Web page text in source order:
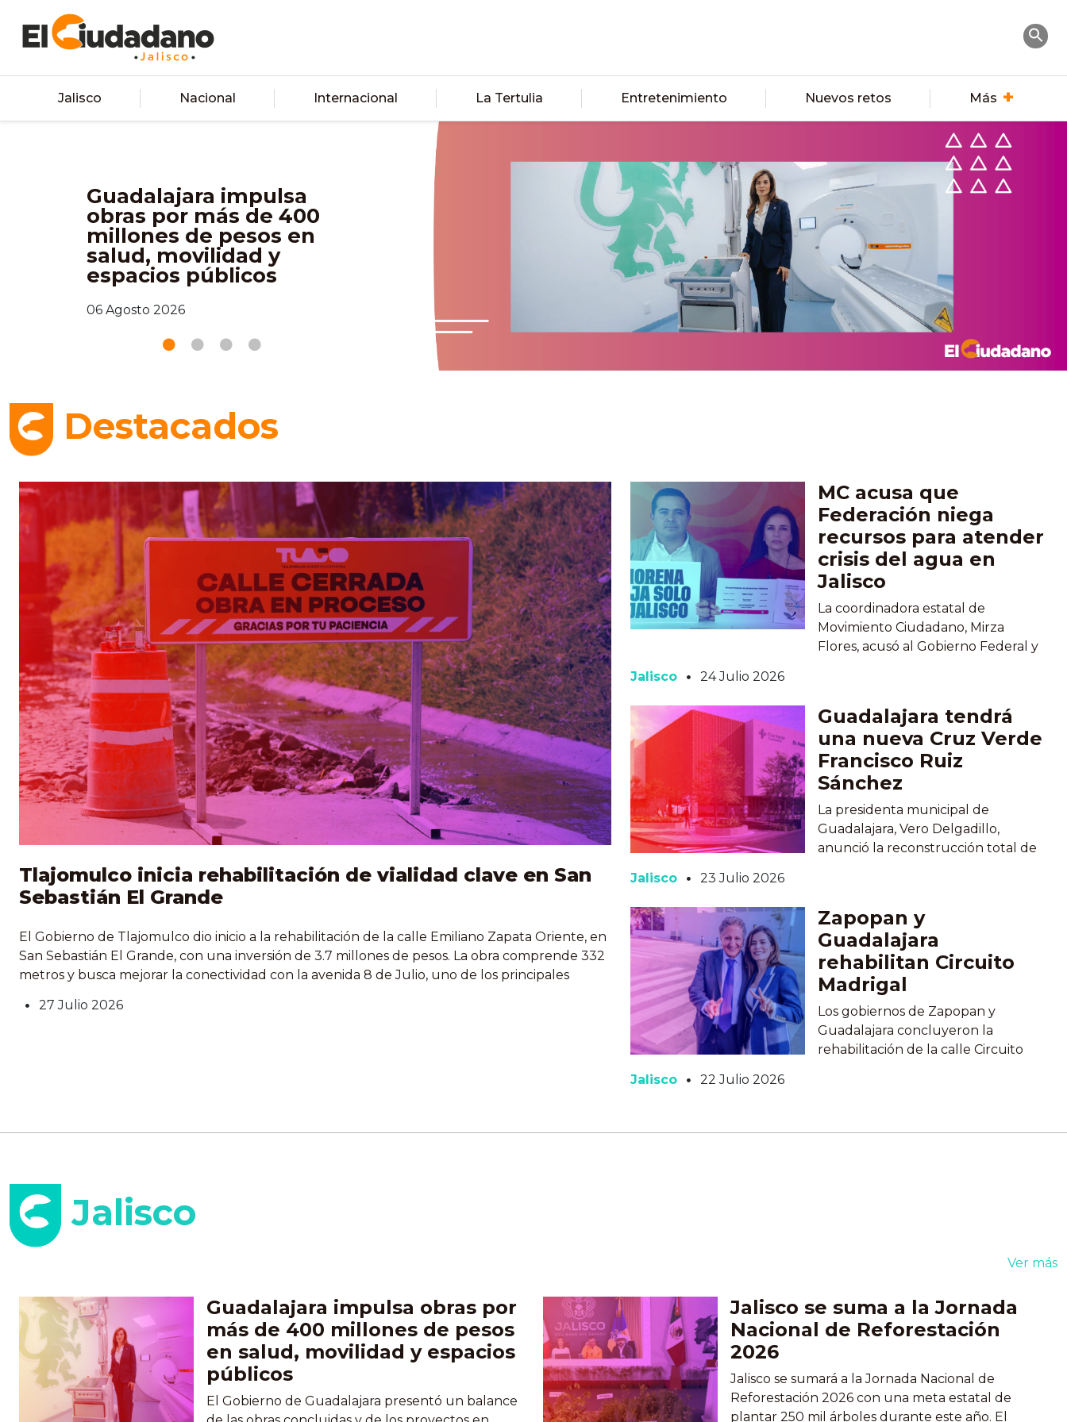
Jalisco Nacional Internacional La Tertulia Entretenimiento Nuevos retos Más
Jalisco se suma a la
Jornada Nacional de
Reforestación 2026
05 Agosto 2026
Destacados
Tlajomulco inicia rehabilitación de vialidad clave en San
Sebastián El Grande
El Gobierno de Tlajomulco dio inicio a la rehabilitación de la calle Emiliano Zapata Oriente, en
San Sebastián El Grande, con una inversión de 3.7 millones de pesos. La obra comprende 332
metros y busca mejorar la conectividad con la avenida 8 de Julio, uno de los principales
27 Julio 2026
MC acusa que
Federación niega
recursos para atender
crisis del agua en
Jalisco
La coordinadora estatal de
Movimiento Ciudadano, Mirza
Flores, acusó al Gobierno Federal y
para enfrentar la problemática del
agua que afecta a cerca de 200
colonias de Guadalajara. La
dirigente aseguró que, pese a la
Jalisco 24 Julio 2026
Guadalajara tendrá
una nueva Cruz Verde
Francisco Ruiz
Sánchez
La presidenta municipal de
Guadalajara, Vero Delgadillo,
anunció la reconstrucción total de
instalaciones modernas, mayor
capacidad hospitalaria y mejores
servicios para las y los tapatíos. La
actual unidad dejará de operar el
Jalisco 23 Julio 2026
Zapopan y
Guadalajara
rehabilitan Circuito
Madrigal
Los gobiernos de Zapopan y
Guadalajara concluyeron la
rehabilitación de la calle Circuito
Jalisco 22 Julio 2026
Jalisco
Ver más
Guadalajara impulsa obras por
más de 400 millones de pesos
en salud, movilidad y espacios
públicos
El Gobierno de Guadalajara presentó un balance
Jalisco se suma a la Jornada
Nacional de Reforestación
2026
Jalisco se sumará a la Jornada Nacional de
Reforestación 2026 con una meta estatal de
plantar 250 mil árboles durante este año. El